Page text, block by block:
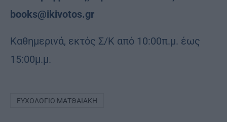
books@ikivotos.gr
Καθημερινά, εκτός Σ/Κ από 10:00π.μ. έως
15:00μ.μ.
ΕΥΧΟΛΌΓΙΟ ΜΑΤΘΑΙΆΚΗ